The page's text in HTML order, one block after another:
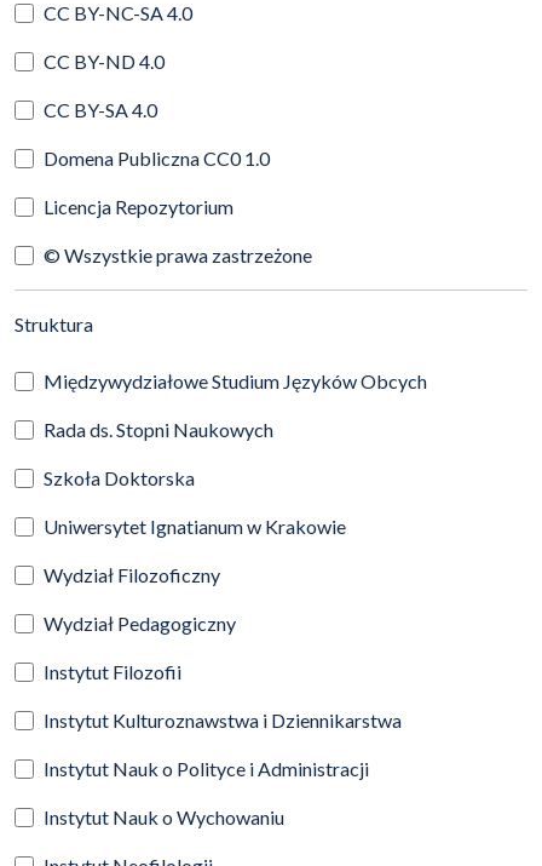
CC BY-NC-SA 4.0
CC BY-ND 4.0
CC BY-SA 4.0
Domena Publiczna CC0 1.0
Licencja Repozytorium
© Wszystkie prawa zastrzeżone
Struktura(automatyczne przeładowanie treści)
Międzywydziałowe Studium Języków Obcych
Rada ds. Stopni Naukowych
Szkoła Doktorska
Uniwersytet Ignatianum w Krakowie
Wydział Filozoficzny
Wydział Pedagogiczny
Instytut Filozofii
Instytut Kulturoznawstwa i Dziennikarstwa
Instytut Nauk o Polityce i Administracji
Instytut Nauk o Wychowaniu